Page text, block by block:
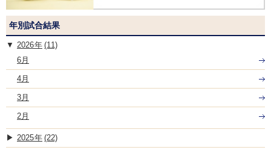
年別試合結果
2026
(11)
6月
4月
3月
2月
2025 (22)